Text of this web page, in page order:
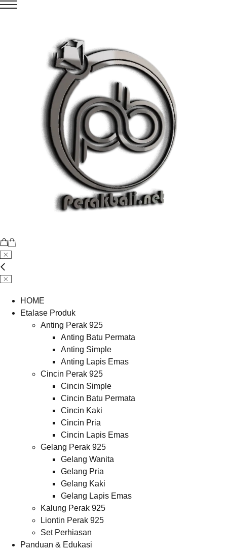
HOME
Etalase Produk
Anting Perak 925
Anting Batu Permata
Anting Simple
Anting Lapis Emas
Cincin Perak 925
Cincin Simple
Cincin Batu Permata
Cincin Kaki
Cincin Pria
Cincin Lapis Emas
Gelang Perak 925
Gelang Wanita
Gelang Pria
Gelang Kaki
Gelang Lapis Emas
Kalung Perak 925
Liontin Perak 925
Set Perhiasan
Panduan & Edukasi